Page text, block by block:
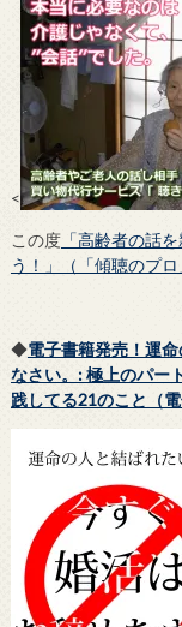
<
この度「高齢者の話
う！」（「傾聴のプ
◆電子書籍発売！運
なさい。: 極上のパー
践してる21のこと（電